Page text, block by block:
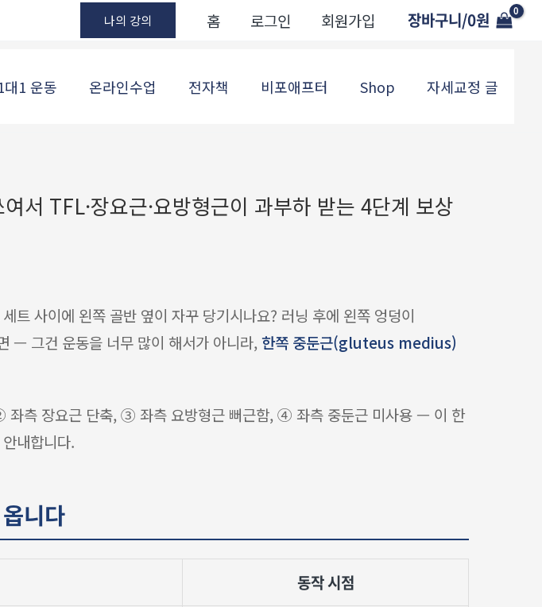
나의 강의 홈 로그인 회원가입 장바구니/0원
대1 운동 온라인수업 전자책 비포애프터 Shop 자세교정 글
서 TFL·장요근·요방형근이 과부하 받는 4단계 보상
트 사이에 왼쪽 골반 옆이 자꾸 당기시나요? 러닝 후에 왼쪽 엉덩이
— 그건 운동을 너무 많이 해서가 아니라, 한쪽 중둔근(gluteus medius)
측 장요근 단축, ③ 좌측 요방형근 뻐근함, ④ 좌측 중둔근 미사용 — 이 한
내합니다.
니다
동작 시점